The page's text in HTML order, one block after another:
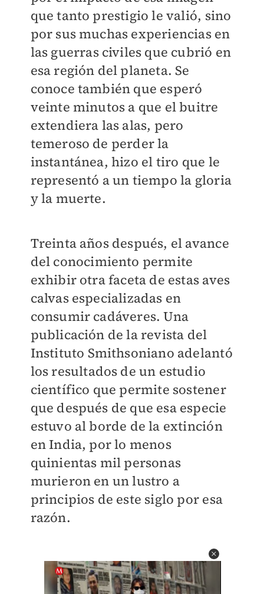
que tanto prestigio le valió, sino
por sus muchas experiencias en
las guerras civiles que cubrió en
esa región del planeta. Se
conoce también que esperó
veinte minutos a que el buitre
extendiera las alas, pero
temeroso de perder la
instantánea, hizo el tiro que le
representó a un tiempo la gloria
y la muerte.
Treinta años después, el avance
del conocimiento permite
exhibir otra faceta de estas aves
calvas especializadas en
consumir cadáveres. Una
publicación de la revista del
Instituto Smithsoniano adelantó
los resultados de un estudio
científico que permite sostener
que después de que esa especie
estuvo al borde de la extinción
en India, por lo menos
quinientas mil personas
murieron en un lustro a
principios de este siglo por esa
razón.